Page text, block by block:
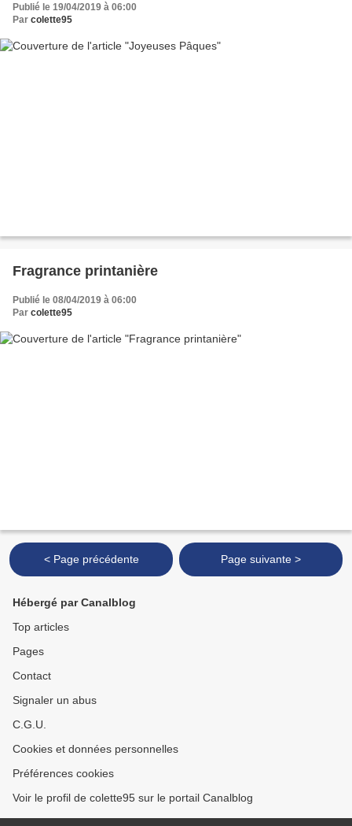
Publié le 19/04/2019 à 06:00
Par colette95
Fragrance printanière
Publié le 08/04/2019 à 06:00
Par colette95
< Page précédente Page suivante >
Hébergé par Canalblog
Top articles
Pages
Contact
Signaler un abus
C.G.U.
Cookies et données personnelles
Préférences cookies
Voir le profil de colette95 sur le portail Canalblog